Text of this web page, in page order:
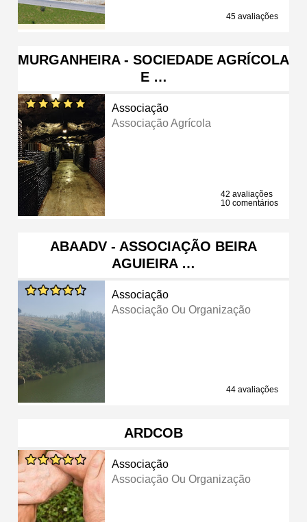
45 avaliações
MURGANHEIRA - SOCIEDADE AGRÍCOLA
E …
Associação
Associação Agrícola
42 avaliações
10 comentários
ABAADV - ASSOCIAÇÃO BEIRA
AGUIEIRA …
Associação
Associação Ou Organização
44 avaliações
ARDCOB
Associação
Associação Ou Organização